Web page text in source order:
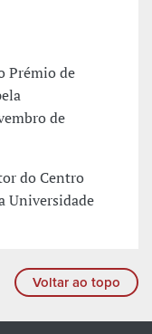
Prémio de
de
do Centro
Universidade
Voltar ao topo